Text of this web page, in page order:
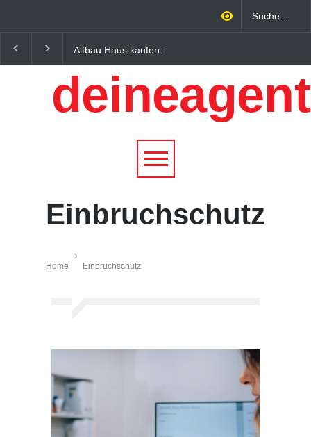
Altbau Haus kaufen:
Unterschiede zwischen
Süddeutschland und
Österreich einfach erklärt
Wirtschaftsfaktor: Wie
Qualitätstourismus
profitieren
Einbruchschutz
Home Einbruchschutz